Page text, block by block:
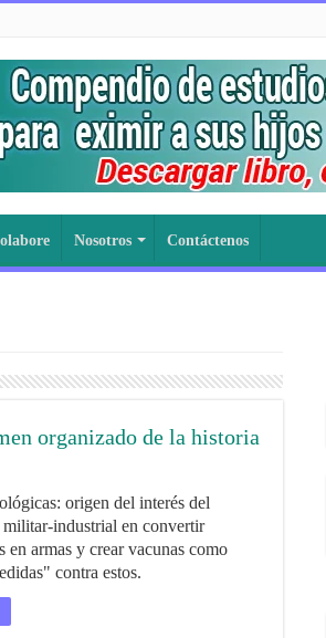
Nosotros Contáctenos
organizado de la historia
origen del interés del
industrial en convertir
en armas y crear vacunas como
contra estos.